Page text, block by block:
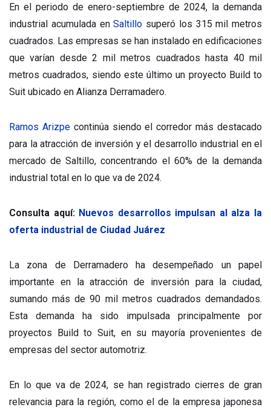
En el periodo de enero-septiembre de 2024, la demanda
industrial acumulada enSaltillo superó los 315 mil metros
cuadrados. Las empresas se han instalado en edificaciones
que varían desde 2 mil metros cuadrados hasta 40 mil
metros cuadrados, siendo este último un proyecto Build to
Suit ubicado en Alianza Derramadero.
Ramos Arizpecontinúa siendo el corredor más destacado
para la atracción de inversión y el desarrollo industrial en el
mercado de Saltillo, concentrando el 60% de la demanda
industrial total en lo que va de 2024.
Consulta aquí: Nuevos desarrollos impulsan al alza la
oferta industrial de Ciudad Juárez
La zona de Derramadero ha desempeñado un papel
importante en la atracción de inversión para la ciudad,
sumando más de 90 mil metros cuadrados demandados.
Esta demanda ha sido impulsada principalmente por
proyectos Build to Suit, en su mayoría provenientes de
empresas del sector automotriz.
En lo que va de 2024, se han registrado cierres de gran
relevancia para la región, como el de la empresa japonesa